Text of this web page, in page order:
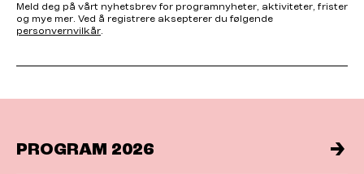
Meld deg på vårt nyhetsbrev for programnyheter, aktiviteter, frister
og mye mer. Ved å registrere aksepterer du følgende
personvernvilkår
PROGRAM 2026